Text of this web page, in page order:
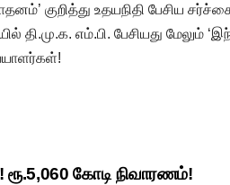
குறித்து உதயநிதி பேசிய
தி.மு.க. எம்.பி. பேசியது மேலும்
கோடி நிவாரணம்!